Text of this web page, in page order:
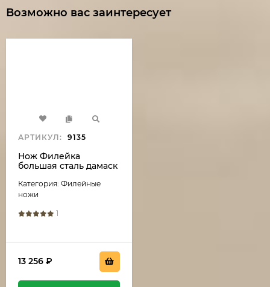
Возможно вас заинтересует
АРТИКУЛ: 9135
Нож Филейка
большая сталь дамаск
и черный граб
Категория: Филейные
ножи
1
13 256 ₽